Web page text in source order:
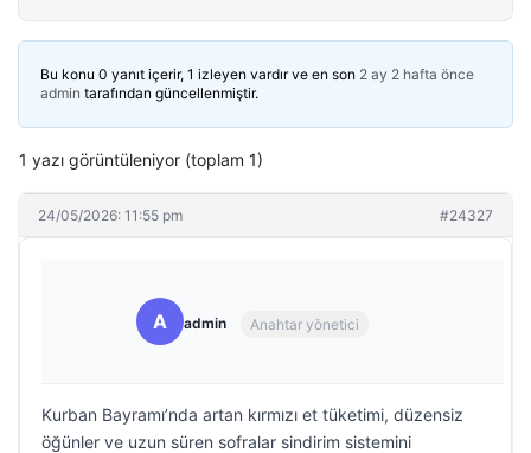
Bu konu 0 yanıt içerir, 1 izleyen vardır ve en son 2 ay 2 hafta önce
admin tarafından güncellenmiştir.
1 yazı görüntüleniyor (toplam 1)
24/05/2026: 11:55 pm #24327
A admin Anahtar yönetici
Kurban Bayramı’nda artan kırmızı et tüketimi, düzensiz
öğünler ve uzun süren sofralar sindirim sistemini